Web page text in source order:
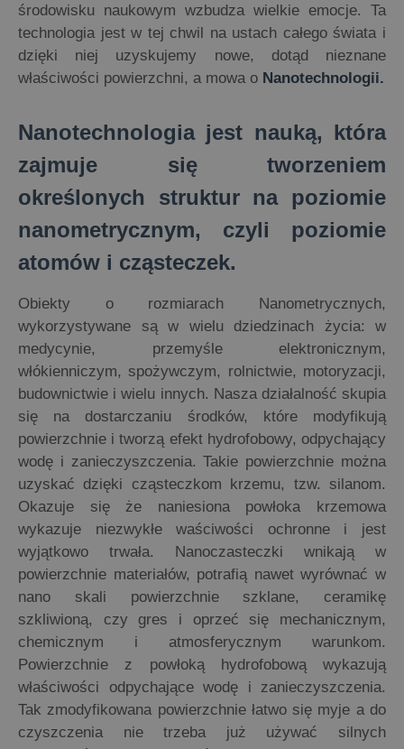
środowisku naukowym wzbudza wielkie emocje. Ta
technologia jest w tej chwil na ustach całego świata i
dzięki niej uzyskujemy nowe, dotąd nieznane
właściwości powierzchni, a mowa o Nanotechnologii.
Nanotechnologia jest nauką, która
zajmuje się tworzeniem
określonych struktur na poziomie
nanometrycznym, czyli poziomie
atomów i cząsteczek.
Obiekty o rozmiarach Nanometrycznych,
wykorzystywane są w wielu dziedzinach życia: w
medycynie, przemyśle elektronicznym,
włókienniczym, spożywczym, rolnictwie, motoryzacji,
budownictwie i wielu innych. Nasza działalność skupia
się na dostarczaniu środków, które modyfikują
powierzchnie i tworzą efekt hydrofobowy, odpychający
wodę i zanieczyszczenia. Takie powierzchnie można
uzyskać dzięki cząsteczkom krzemu, tzw. silanom.
Okazuje się że naniesiona powłoka krzemowa
wykazuje niezwykłe waściwości ochronne i jest
wyjątkowo trwała. Nanoczasteczki wnikają w
powierzchnie materiałów, potrafią nawet wyrównać w
nano skali powierzchnie szklane, ceramikę
szkliwioną, czy gres i oprzeć się mechanicznym,
chemicznym i atmosferycznym warunkom.
Powierzchnie z powłoką hydrofobową wykazują
właściwości odpychające wodę i zanieczyszczenia.
Tak zmodyfikowana powierzchnie łatwo się myje a do
czyszczenia nie trzeba już używać silnych